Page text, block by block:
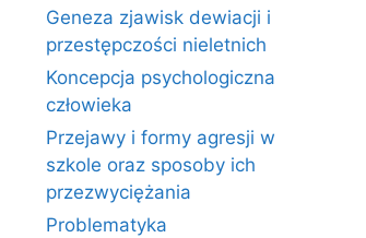
Geneza zjawisk dewiacji i
przestępczości nieletnich
Koncepcja psychologiczna
człowieka
Przejawy i formy agresji w
szkole oraz sposoby ich
przezwyciężania
Problematyka